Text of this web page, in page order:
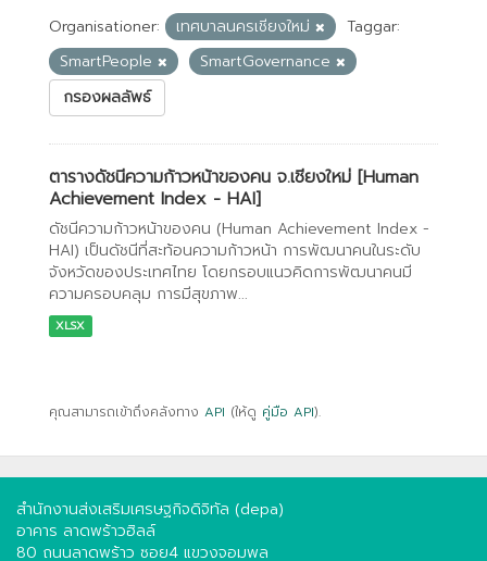
Organisationer: เทศบาลนครเชียงใหม่
Taggar:
SmartPeople
SmartGovernance
กรองผลลัพธ์
ตารางดัชนีความก้าวหน้าของคน จ.เชียงใหม่ [Human
Achievement Index - HAI]
ดัชนีความก้าวหน้าของคน (Human Achievement Index -
HAI) เป็นดัชนีที่สะท้อนความก้าวหน้า การพัฒนาคนในระดับ
จังหวัดของประเทศไทย โดยกรอบแนวคิดการพัฒนาคนมี
ความครอบคลุม การมีสุขภาพ...
XLSX
คุณสามารถเข้าถึงคลังทาง API (ให้ดู คู่มือ API).
สำนักงานส่งเสริมเศรษฐกิจดิจิทัล (depa)
อาคาร ลาดพร้าวฮิลล์
80 ถนนลาดพร้าว ซอย4 แขวงจอมพล